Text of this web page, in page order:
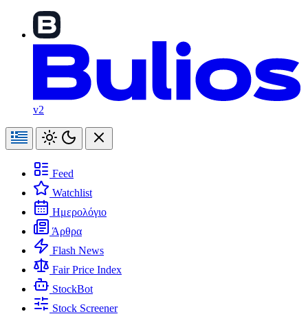
v2
Feed
Watchlist
Ημερολόγιο
Άρθρα
Flash News
Fair Price Index
StockBot
Stock Screener